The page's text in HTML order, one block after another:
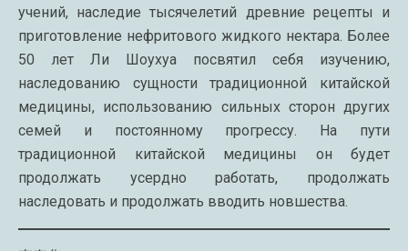
учений, наследие тысячелетий древние рецепты и
приготовление нефритового жидкого нектара. Более
50 лет Ли Шоухуа посвятил себя изучению,
наследованию сущности традиционной китайской
медицины, использованию сильных сторон других
семей и постоянному прогрессу. На пути
традиционной китайской медицины он будет
продолжать усердно работать, продолжать
наследовать и продолжать вводить новшества.